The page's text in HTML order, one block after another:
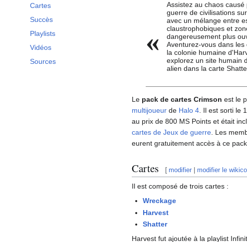
Cartes
Succès
Playlists
Vidéos
Sources
«
Assistez au chaos causé
guerre de civilisations sur
avec un mélange entre
claustrophobiques et
dangereusement plus
Aventurez-vous dans les
la colonie humaine
explorez un site humain
alien dans la carte
Le pack de cartes Crimson est le
multijoueur de Halo 4 . Il est sorti le
au prix de 800 MS Points et était
cartes de Jeux de guerre . Les
eurent gratuitement accès à ce
Cartes [ modifier |modifier le
Il est composé de trois cartes :
Wreckage
Harvest
Shatter
Harvest fut ajoutée à la playlist